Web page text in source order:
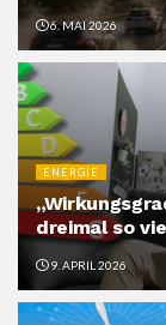
6. MAI 2026
ENERGIE
dreimal so
9. APRIL 2026